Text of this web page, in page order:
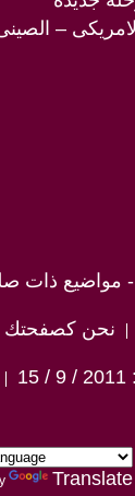
–
مواضيع ذات
نحن كصفحتك
Translate